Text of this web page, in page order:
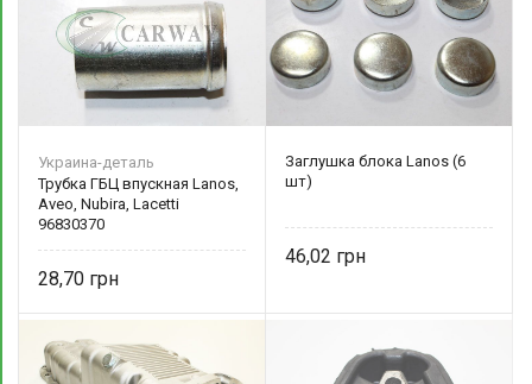
Украина-деталь
Трубка ГБЦ впускная Lanos,
Aveo, Nubira, Lacetti
96830370
28,70
Заглушка блока Lanos (6
шт)
46,02